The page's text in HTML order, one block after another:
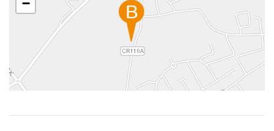
Prix à partir de : [1.343.000 €] - Prix affiché avec TVA 3%
(Taux réduit - sous réserve d’acceptation par
l’Administration compétente)
d’acceptation et de confirmation du montant par
−